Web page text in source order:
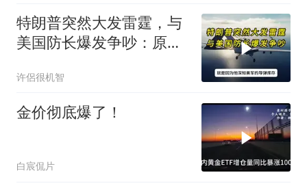
特朗普突然大发雷霆，与
美国防长爆发争吵：原来
许侶很机智
金价彻底爆了！
白宸侃片